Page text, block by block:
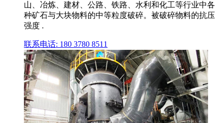
山、冶炼、建材、公路、铁路、水利和化工等行业中各
种矿石与大块物料的中等粒度破碎。被破碎物料的抗压
强度 .
联系电话: 180 3780 8511